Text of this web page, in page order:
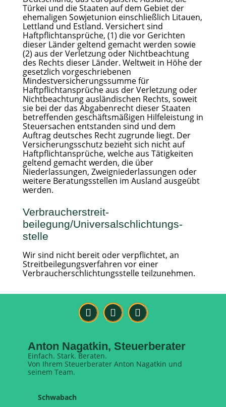
Türkei und die Staaten auf dem Gebiet der
ehemaligen Sowjetunion einschließlich Litauen,
Lettland und Estland. Versichert sind
Haftpflichtansprüche, (1) die vor Gerichten
dieser Länder geltend gemacht werden sowie
(2) aus der Verletzung oder Nichtbeachtung
des Rechts dieser Länder. Weltweit in Höhe der
gesetzlich vorgeschriebenen
Mindestversicherungssumme für
Haftpflichtansprüche aus der Verletzung oder
Nichtbeachtung ausländischen Rechts, soweit
sie bei der das Abgabenrecht dieser Staaten
betreffenden geschäftsmäßigen Hilfeleistung in
Steuersachen entstanden sind und dem
Auftrag deutsches Recht zugrunde liegt. Der
Versicherungsschutz bezieht sich nicht auf
Haftpflichtansprüche, welche aus Tätigkeiten
geltend gemacht werden, die über
Niederlassungen, Zweigniederlassungen oder
weitere Beratungsstellen im Ausland ausgeübt
werden.
Verbraucher­streit­
beilegung/Universal­schlichtungs­
stelle
Wir sind nicht bereit oder verpflichtet, an
Streitbeilegungsverfahren vor einer
Verbraucherschlichtungsstelle teilzunehmen.
Anton Nagatkin, Steuerberater
Einfach. Stark. Beraten.
Von Ihrem Steuerberater Anton Nagatkin und
seinem Team.
Schwabach